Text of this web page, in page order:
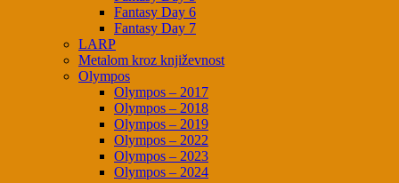
Fantasy Day 6
Fantasy Day 7
LARP
Metalom kroz književnost
Olympos
Olympos – 2017
Olympos – 2018
Olympos – 2019
Olympos – 2022
Olympos – 2023
Olympos – 2024